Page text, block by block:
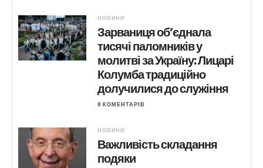
НОВИНИ
Зарваниця об’єднала
тисячі паломників у
молитві за Україну: Лицарі
Колумба традиційно
долучилися до служіння
0 КОМЕНТАРІВ
НОВИНИ
Важливість складання
подяки